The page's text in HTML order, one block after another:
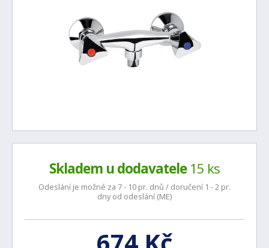
Skladem u dodavatele15 ks
Odeslání je možné za 7 - 10 pr. dnů / doručení 1 - 2 pr.
dny od odeslání (ME)